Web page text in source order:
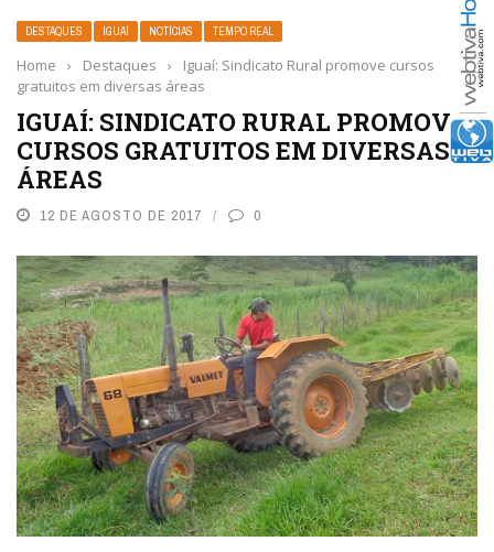
DESTAQUES IGUAÍ NOTÍCIAS TEMPO REAL
Home › Destaques ›
Iguaí: Sindicato Rural promove cursos
gratuitos em diversas áreas
IGUAÍ: SINDICATO RURAL PROMOVE
CURSOS GRATUITOS EM DIVERSAS
ÁREAS
12 DE AGOSTO DE 2017 0